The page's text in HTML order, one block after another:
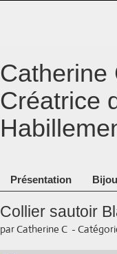
Catherine
Créatrice
Présentation
Collier sautoir
par Catherine C -